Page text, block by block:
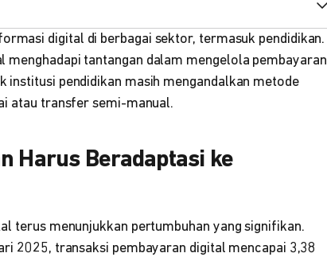
digital di berbagai sektor, termasuk pendidikan.
tantangan dalam mengelola pembayaran
institusi pendidikan masih mengandalkan metode
atau transfer semi-manual.
Harus Beradaptasi ke
terus menunjukkan pertumbuhan yang signifikan.
2025, transaksi pembayaran digital mencapai 3,38